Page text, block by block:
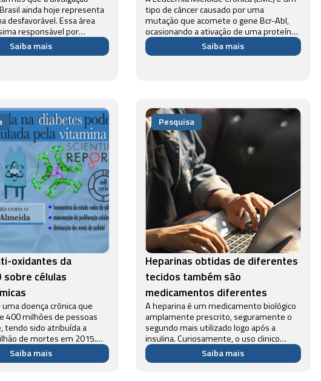
ainda hoje representa
desfavorável. Essa área
responsável por
conhecimento
universidades tem
Saiba mais
tipo de câncer causado por uma
mutação que acomete o gene Bcr-Abl,
ocasionando a ativação de uma proteína
chamada Bcr-Abl tirosina cinase. A
ativação dessa proteína induz
Saiba mais
oxidantes da
sobre células
doença crônica que
400 milhões de pessoas
tendo sido atribuída a
de mortes em 2015.
para a saúde
vem tentando
Saiba mais
Pesquisa
Heparinas obtidas de diferentes
tecidos também são
medicamentos diferentes
A heparina é um medicamento biológico
amplamente prescrito, seguramente o
segundo mais utilizado logo após a
insulina. Curiosamente, o uso clinico
desses dois medicamentos biológicos
foi introduzido pelo mesmo
Saiba mais